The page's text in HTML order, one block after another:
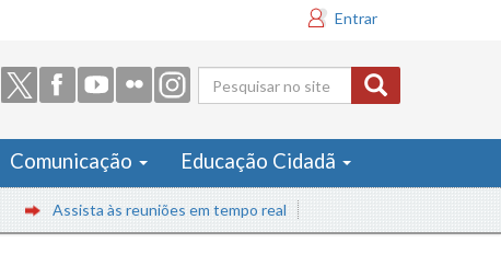
Entrar
Formulário
de busca
Comunicação Educação Cidadã
Assista às reuniões em tempo real